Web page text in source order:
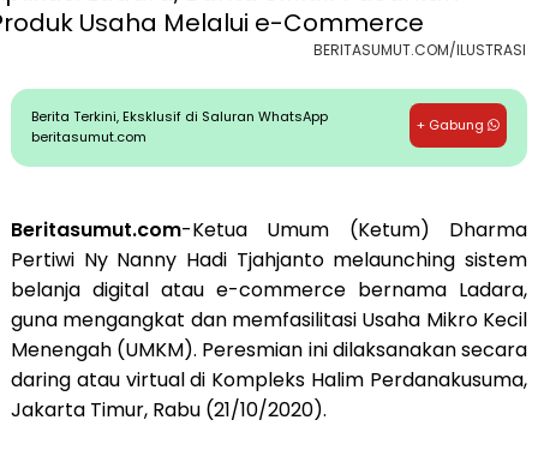
BERITASUMUT.COM/ILUSTRASI
Berita Terkini, Eksklusif di Saluran WhatsApp
beritasumut.com
+ Gabung
Beritasumut.com-Ketua Umum (Ketum) Dharma
Pertiwi Ny Nanny Hadi Tjahjanto melaunching sistem
belanja digital atau e-commerce bernama Ladara,
guna mengangkat dan memfasilitasi Usaha Mikro Kecil
Menengah (UMKM). Peresmian ini dilaksanakan secara
daring atau virtual di Kompleks Halim Perdanakusuma,
Jakarta Timur, Rabu (21/10/2020).